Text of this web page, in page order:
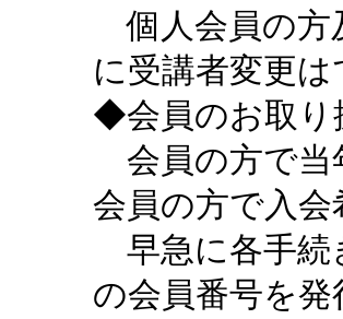
個人会員の方
に受講者変更
◆会員のお取り
会員の方で当
会員の方で入
早急に各手続
の会員番号を